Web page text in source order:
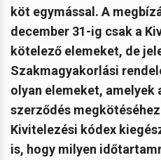
köt egymással. A
december 31-ig csak a
kötelező elemeket, de
Szakmagyakorlási
olyan elemeket, amelyek
szerződés
Kivitelezési kódex
is, hogy milyen